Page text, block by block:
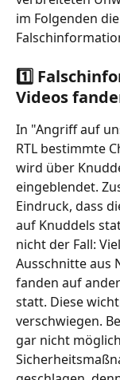
im Folgenden
1️⃣
Videos
In "Angriff auf
RTL bestimmte
wird über
eingeblendet.
Eindruck, dass
auf Knuddels
nicht der Fall:
Ausschnitte aus
fanden auf
statt. Diese
verschwiegen.
gar nicht